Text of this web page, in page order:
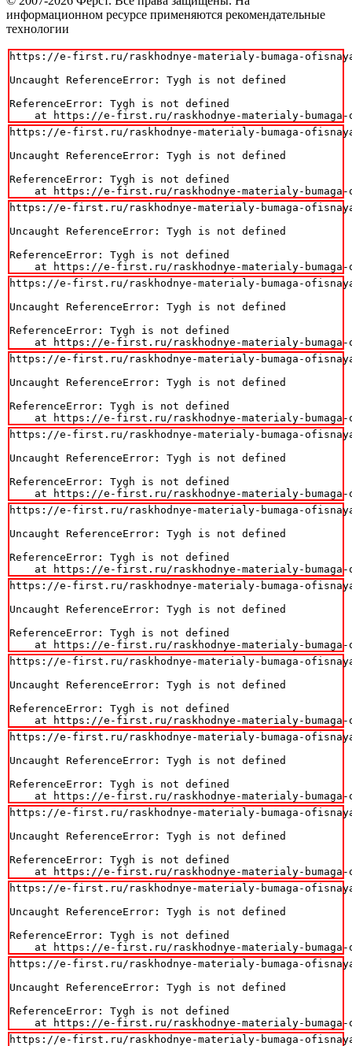
информационном ресурсе применяются рекомендательные
технологии
https://e-first.ru/raskhodnye-materialy-bumaga-
Uncaught ReferenceError: Tygh is not defined
ReferenceError: Tygh is not defined
at https://e-first.ru/raskhodnye-materialy-
https://e-first.ru/raskhodnye-materialy-bumaga-ofisnaya/
Uncaught ReferenceError: Tygh is not defined
ReferenceError: Tygh is not defined
at https://e-first.ru/raskhodnye-materialy-
https://e-first.ru/raskhodnye-materialy-bumaga-
Uncaught ReferenceError: Tygh is not defined
ReferenceError: Tygh is not defined
at https://e-first.ru/raskhodnye-materialy-
https://e-first.ru/raskhodnye-materialy-bumaga-ofisnaya/
Uncaught ReferenceError: Tygh is not defined
ReferenceError: Tygh is not defined
at https://e-first.ru/raskhodnye-materialy-
https://e-first.ru/raskhodnye-materialy-bumaga-
Uncaught ReferenceError: Tygh is not defined
ReferenceError: Tygh is not defined
at https://e-first.ru/raskhodnye-materialy-
https://e-first.ru/raskhodnye-materialy-bumaga-ofisnaya/
Uncaught ReferenceError: Tygh is not defined
ReferenceError: Tygh is not defined
at https://e-first.ru/raskhodnye-materialy-
https://e-first.ru/raskhodnye-materialy-bumaga-
Uncaught ReferenceError: Tygh is not defined
ReferenceError: Tygh is not defined
at https://e-first.ru/raskhodnye-materialy-
https://e-first.ru/raskhodnye-materialy-bumaga-ofisnaya/
Uncaught ReferenceError: Tygh is not defined
ReferenceError: Tygh is not defined
at https://e-first.ru/raskhodnye-materialy-
https://e-first.ru/raskhodnye-materialy-bumaga-ofisnaya/
Uncaught ReferenceError: Tygh is not defined
ReferenceError: Tygh is not defined
at https://e-first.ru/raskhodnye-materialy-
https://e-first.ru/raskhodnye-materialy-bumaga-
Uncaught ReferenceError: Tygh is not defined
ReferenceError: Tygh is not defined
at https://e-first.ru/raskhodnye-materialy-
https://e-first.ru/raskhodnye-materialy-bumaga-
Uncaught ReferenceError: Tygh is not defined
ReferenceError: Tygh is not defined
at https://e-first.ru/raskhodnye-materialy-
https://e-first.ru/raskhodnye-materialy-bumaga-ofisnaya/
Uncaught ReferenceError: Tygh is not defined
ReferenceError: Tygh is not defined
at https://e-first.ru/raskhodnye-materialy-
https://e-first.ru/raskhodnye-materialy-bumaga-
Uncaught ReferenceError: Tygh is not defined
ReferenceError: Tygh is not defined
at https://e-first.ru/raskhodnye-materialy-
https://e-first.ru/raskhodnye-materialy-bumaga-